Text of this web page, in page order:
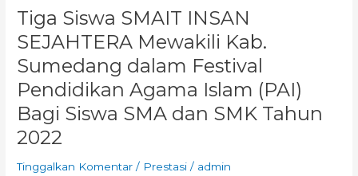
Tiga Siswa SMAIT INSAN
SEJAHTERA Mewakili Kab.
Sumedang dalam Festival
Pendidikan Agama Islam (PAI)
Bagi Siswa SMA dan SMK Tahun
2022
Tinggalkan Komentar / Prestasi / admin
Tahun
2022